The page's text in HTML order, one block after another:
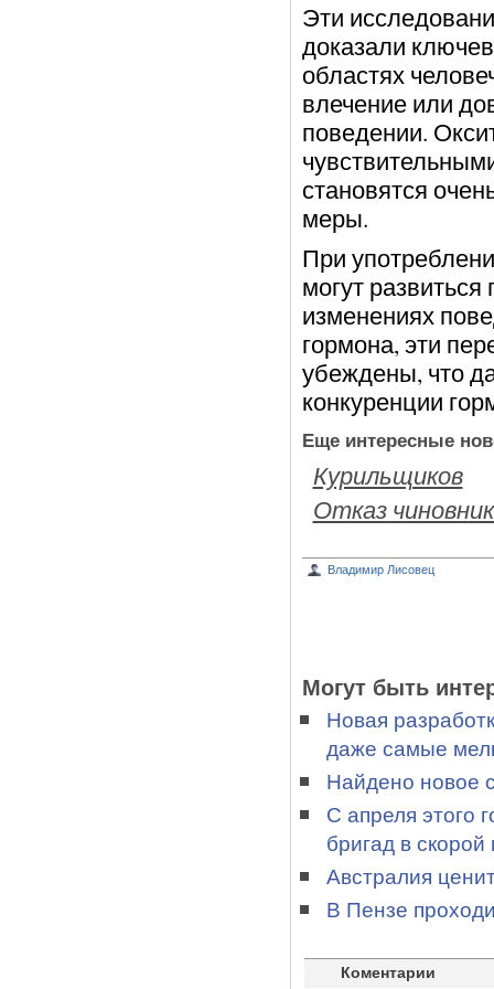
Эти
доказали
областях
влечение или
поведении.
становятся
меры.
При
могут
изменениях
гормона, эти
убеждены, что
конкуренции
Еще интересные
Курильщиков
Отказ
Владимир Лисовец
Могут быть
Новая
даже самые
Найдено новое
С апреля этого
бригад в
Австралия
В Пензе
Коментарии